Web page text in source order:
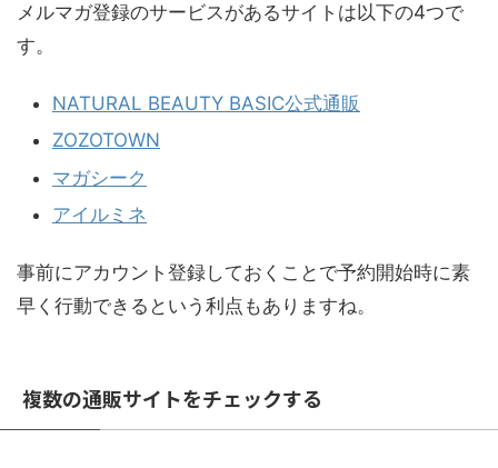
メルマガ登録のサービスがあるサイトは以下の4つで
す。
NATURAL BEAUTY BASIC公式通販
ZOZOTOWN
マガシーク
アイルミネ
事前にアカウント登録しておくことで予約開始時に素
早く行動できるという利点もありますね。
複数の通販サイトをチェックする